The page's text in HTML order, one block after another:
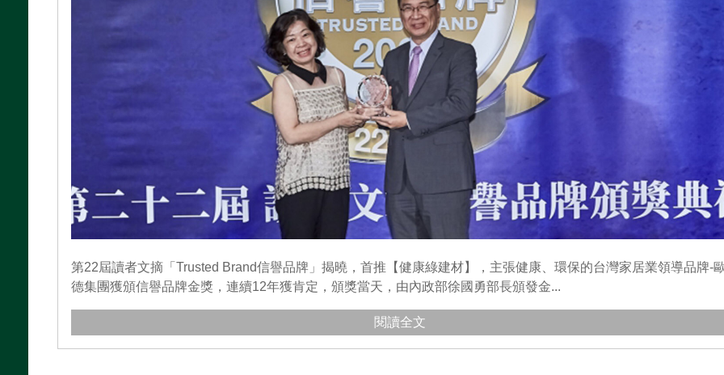
第22屆讀者文摘「Trusted Brand信譽品牌」揭曉，首推【健康綠建材】，主張健康、環保的台灣家居業領導品牌-
德集團獲頒信譽品牌金獎，連續12年獲肯定，頒獎當天，由內政部徐國勇部長頒發金...
閱讀全文